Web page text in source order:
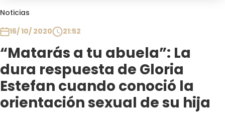
Noticias
16/ 10/ 2020
21:52
“Matarás a tu abuela”: La
dura respuesta de Gloria
Estefan cuando conoció la
orientación sexual de su hija
Plan Perfecto
El Tiempo
Sabingo
Todos Los Programas